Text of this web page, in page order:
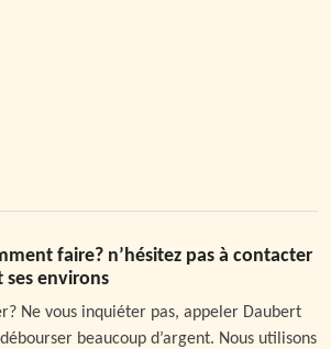
faire? n’hésitez pas à contacter
ses environs
Ne vous inquiéter pas, appeler Daubert
beaucoup d’argent. Nous utilisons